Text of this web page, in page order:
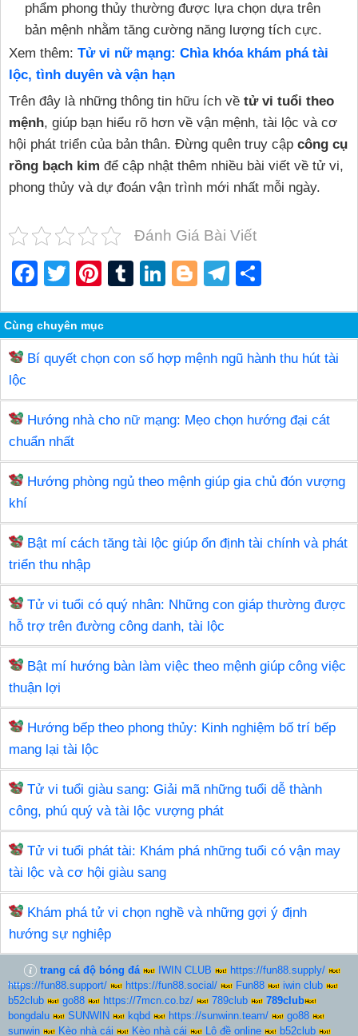
phẩm phong thủy thường được lựa chọn dựa trên
bản mệnh nhằm tăng cường năng lượng tích cực.
Xem thêm: Tử vi nữ mạng: Chìa khóa khám phá tài
lộc, tình duyên và vận hạn
Trên đây là những thông tin hữu ích về tử vi tuổi theo
mệnh, giúp bạn hiểu rõ hơn về vận mệnh, tài lộc và cơ
hội phát triển của bản thân. Đừng quên truy cập công cụ
rồng bạch kim để cập nhật thêm nhiều bài viết về tử vi,
phong thủy và dự đoán vận trình mới nhất mỗi ngày.
Đánh Giá Bài Viết
F
c
e
b
o
o
k
T
tt
er
Pi
er
e
T
bl
Li
e
dI
n
Bl
g
T
gr
a
m
e
Cùng chuyên mục
Bí quyết chọn con số hợp mệnh ngũ hành thu hút tài
lộc
Hướng nhà cho nữ mạng: Mẹo chọn hướng đại cát
chuẩn nhất
Hướng phòng ngủ theo mệnh giúp gia chủ đón vượng
khí
Bật mí cách tăng tài lộc giúp ổn định tài chính và phát
triển thu nhập
Tử vi tuổi có quý nhân: Những con giáp thường được
hỗ trợ trên đường công danh, tài lộc
Bật mí hướng bàn làm việc theo mệnh giúp công việc
thuận lợi
Hướng bếp theo phong thủy: Kinh nghiệm bố trí bếp
mang lại tài lộc
Tử vi tuổi giàu sang: Giải mã những tuổi dễ thành
công, phú quý và tài lộc vượng phát
Tử vi tuổi phát tài: Khám phá những tuổi có vận may
tài lộc và cơ hội giàu sang
Khám phá tử vi chọn nghề và những gợi ý định
hướng sự nghiệp
trang cá độ bóng đá IWIN CLUB
https://fun88.supply/
https://fun88.support/
https://fun88.social/ Fun88
iwin club
b52club
go88 https://7mcn.co.bz/ 789club
789club
bongdalu
SUNWIN kqbd https://sunwinn.team/
go88
sunwin
Kèo nhà cái Kèo nhà cái Lô đề online
b52club